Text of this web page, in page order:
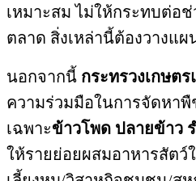
เหมาะสม ไม่ให้กระทบต่อ
ตลาด สิ่งเหล่านี้ต้องวางแ
นอกจากนี้ กระทรวงเกษต
ความร่วมมือในการจัดหาพื
เฉพาะข้าวโพด ปลายข้าว
ให้รายย่อยผสมอาหารสัตว์